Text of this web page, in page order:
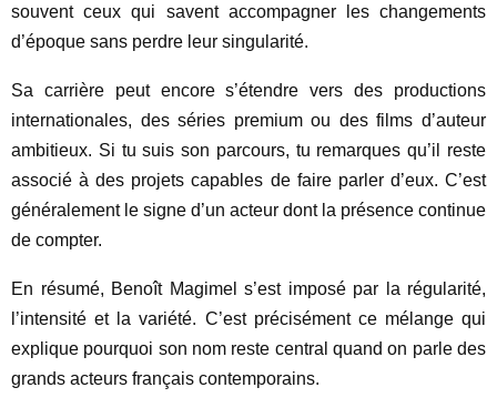
souvent ceux qui savent accompagner les changements
d’époque sans perdre leur singularité.
Sa carrière peut encore s’étendre vers des productions
internationales, des séries premium ou des films d’auteur
ambitieux. Si tu suis son parcours, tu remarques qu’il reste
associé à des projets capables de faire parler d’eux. C’est
généralement le signe d’un acteur dont la présence continue
de compter.
En résumé, Benoît Magimel s’est imposé par la régularité,
l’intensité et la variété. C’est précisément ce mélange qui
explique pourquoi son nom reste central quand on parle des
grands acteurs français contemporains.